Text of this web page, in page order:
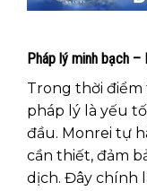
Pháp lý minh bạch
Trong thời
pháp lý là yếu
đầu. Monrei tự
cần thiết, đảm
dịch. Đây chính